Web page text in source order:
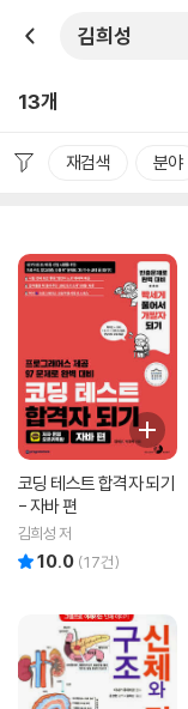
13개
재검색 분야
코딩 테스트 합격자 되기
- 자바 편
김희성 저
10.0 (17건)